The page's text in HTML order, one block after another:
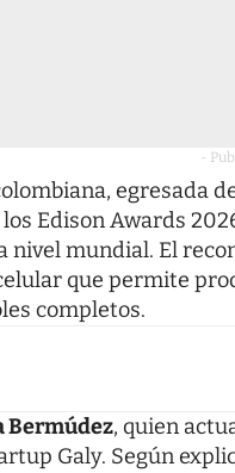
-
egresada
Edison Awards
nivel mundial. El
que permite
completos.
Bermúdez, quien
Galy. Según